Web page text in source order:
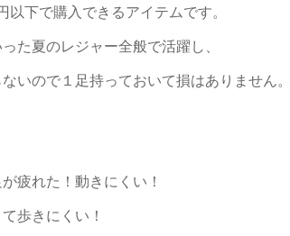
下で購入できるアイテムです。
た夏のレジャー全般で活躍し、
いので１足持っておいて損はありません。
！動きにくい！
きにくい！